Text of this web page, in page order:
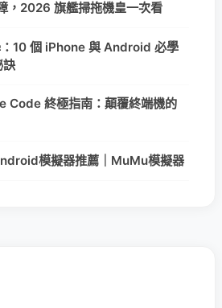
，2026 旗艦掃拖機皇一次看
10 個 iPhone 與 Android 必學
訣
Code 終極指南：顛覆終端機的
模擬器推薦｜MuMu模擬器